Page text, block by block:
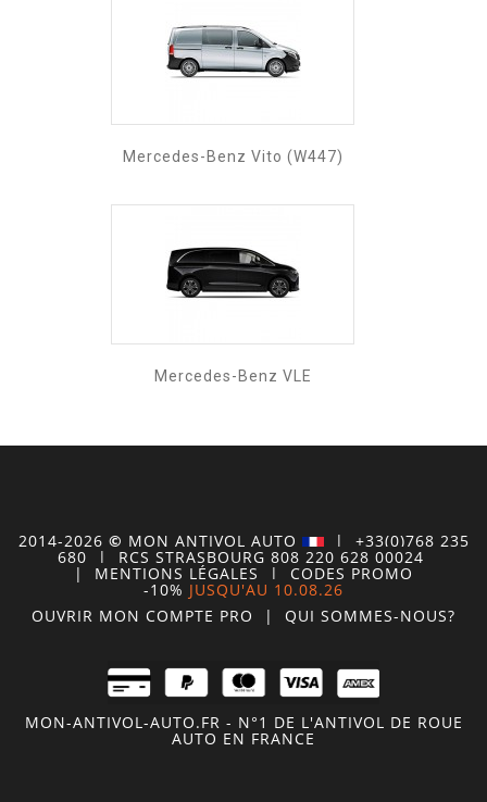
Mercedes-Benz Vito (W447)
Mercedes-Benz VLE
2014-2026 © MON ANTIVOL AUTO | +33(0)768 235
680 | RCS STRASBOURG 808 220 628 00024
| MENTIONS LÉGALES | CODES PROMO
-10% JUSQU'AU 10.08.26
OUVRIR MON COMPTE PRO | QUI SOMMES-NOUS?
MON-ANTIVOL-AUTO.FR - N°1 DE L'ANTIVOL DE ROUE
AUTO EN FRANCE